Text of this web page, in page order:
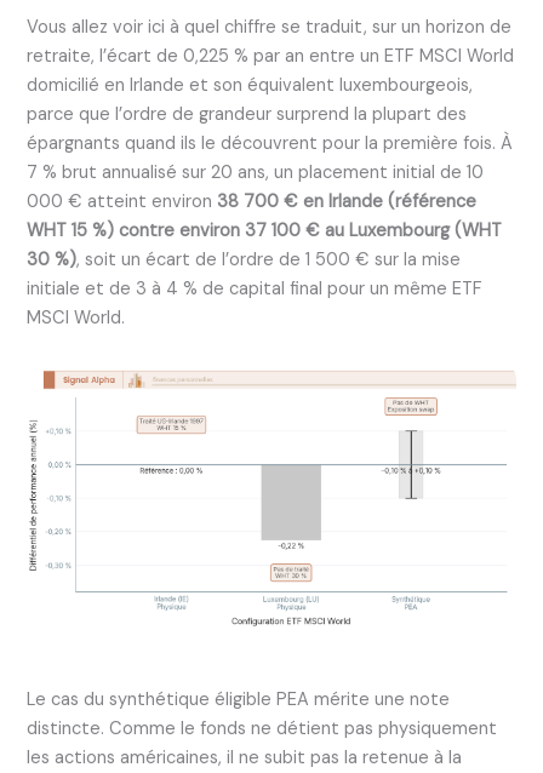
Vous allez voir ici à quel chiffre se traduit, sur un horizon de
retraite, l’écart de 0,225 % par an entre un ETF MSCI World
domicilié en Irlande et son équivalent luxembourgeois,
parce que l’ordre de grandeur surprend la plupart des
épargnants quand ils le découvrent pour la première fois. À
7 % brut annualisé sur 20 ans, un placement initial de 10
000 € atteint environ 38 700 € en Irlande (référence
WHT 15 %) contre environ 37 100 € au Luxembourg (WHT
30 %), soit un écart de l’ordre de 1 500 € sur la mise
initiale et de 3 à 4 % de capital final pour un même ETF
MSCI World.
Le cas du synthétique éligible PEA mérite une note
distincte. Comme le fonds ne détient pas physiquement
les actions américaines, il ne subit pas la retenue à la